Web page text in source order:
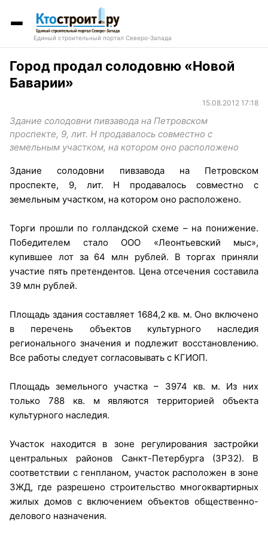
Единый строительный портал Северо-Запада
Город продал солодовню «Новой
Баварии»
15.08.2012 17:18
Здание солодовни пивзавода на Петровском
проспекте, 9, лит. Н продавалось совместно с
земельным участком, на котором оно расположено
Здание солодовни пивзавода на Петровском
проспекте, 9, лит. Н продавалось совместно с
земельным участком, на котором оно расположено.
Торги прошли по голландской схеме – на понижение.
Победителем стало ООО «Леонтьевский мыс»,
купившее лот за 64 млн рублей. В торгах приняли
участие пять претендентов. Цена отсечения составила
39 млн рублей.
Площадь здания составляет 1684,2 кв. м. Оно включено
в перечень объектов культурного наследия
регионального значения и подлежит восстановлению.
Все работы следует согласовывать с КГИОП.
Площадь земельного участка – 3974 кв. м. Из них
только 788 кв. м являются территорией объекта
культурного наследия.
Участок находится в зоне регулирования застройки
центральных районов Санкт-Петербурга (ЗРЗ2). В
соответствии с генпланом, участок расположен в зоне
3ЖД, где разрешено строительство многоквартирных
жилых домов с включением объектов общественно-
делового назначения.